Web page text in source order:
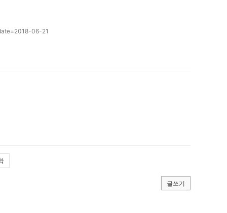
06-21
글쓰기